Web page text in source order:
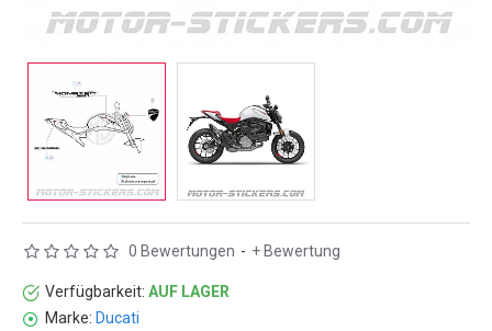
Verfügbarkeit: AUF LAGER
Marke: Ducati
0 Bewertungen - + Bewertung